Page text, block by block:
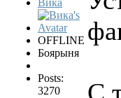
Вика
OFFLINE
Боярыня
Posts:
3270